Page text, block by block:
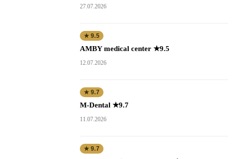
27.07.2026
★ 9.5
AMBY medical center ★9.5
12.07.2026
★ 9.7
M-Dental ★9.7
11.07.2026
★ 9.7